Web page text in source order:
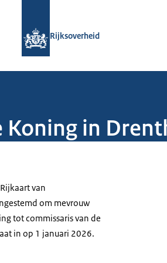
Rijksoverheid
Koning in
van
om mevrouw
tot commissaris van de
in op 1 januari 2026.